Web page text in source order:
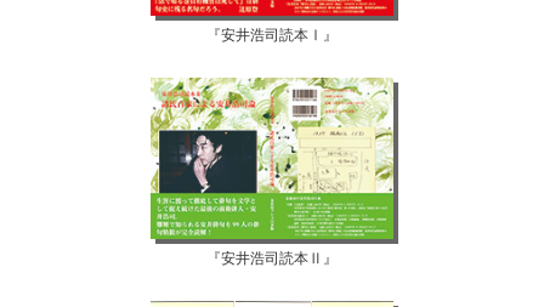
『安井浩司読本Ⅰ』
『安井浩司読本Ⅱ』